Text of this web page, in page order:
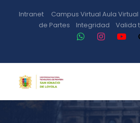
Intranet Campus Virtual Aula Virtual
de Partes
Integridad Valida